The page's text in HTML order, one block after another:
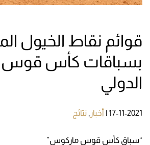
قوائم نقاط الخيول
بسباقات كأس
الدولي
17-11-2021
| أخبار , نتائج
“سباق كأس قوس ماركوس”